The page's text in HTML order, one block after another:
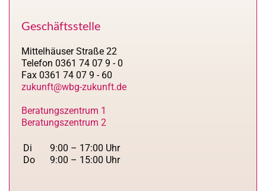
Geschäftsstelle
Mittelhäuser Straße 22
Telefon 0361 74 07 9 - 0
Fax 0361 74 07 9 - 60
zukunft@wbg-zukunft.de
Beratungszentrum 1
Beratungszentrum 2
Di
Do
9:00 – 17:00 Uhr
9:00 – 15:00 Uhr